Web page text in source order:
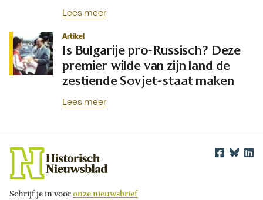
Lees meer
Artikel
Is Bulgarije pro-Russisch? Deze
premier wilde van zijn land de
zestiende Sovjet-staat maken
Lees meer
Schrijf je in vooronze nieuwsbrief